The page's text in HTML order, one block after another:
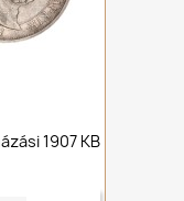
1907 KB